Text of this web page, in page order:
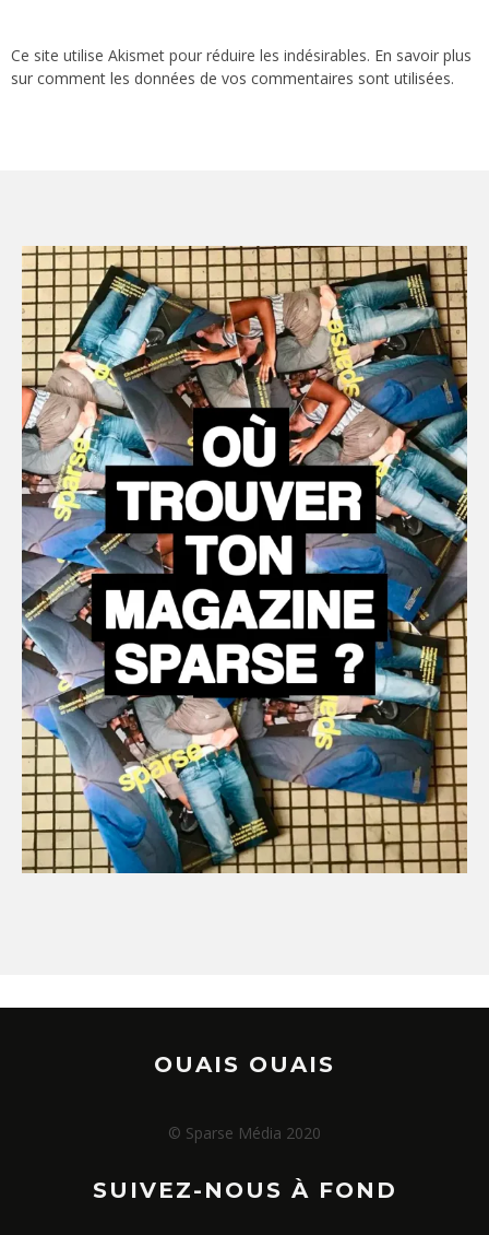
Ce site utilise Akismet pour réduire les indésirables. En savoir plus
sur comment les données de vos commentaires sont utilisées.
OUAIS OUAIS
© Sparse Média 2020
SUIVEZ-NOUS À FOND